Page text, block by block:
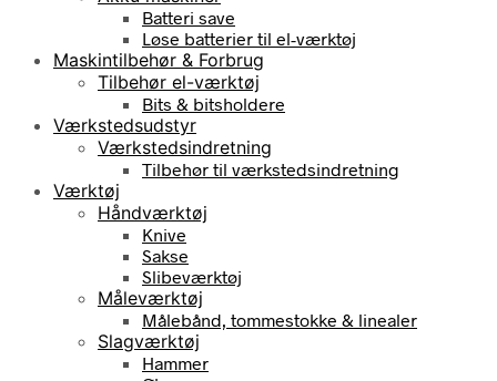
Batteri save
Løse batterier til el-værktøj
Maskintilbehør & Forbrug
Tilbehør el-værktøj
Bits & bitsholdere
Værkstedsudstyr
Værkstedsindretning
Tilbehør til værkstedsindretning
Værktøj
Håndværktøj
Knive
Sakse
Slibeværktøj
Måleværktøj
Målebånd, tommestokke & linealer
Slagværktøj
Hammer